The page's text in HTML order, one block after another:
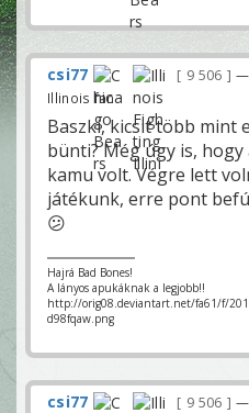
csi77 9 506
—
Illinois fan
Baszki, kicsit több mint
bünti? Még úgy is,
kamu volt. Végre lett
játékunk, erre pont
😕
Hajrá Bad Bones!
A lányos apukáknak a legjobb!!
http://orig08.deviantart.net/fa61/f/
d98fqaw.png
csi77 9 506
—